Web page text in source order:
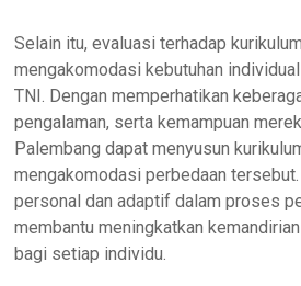
Selain itu, evaluasi terhadap
mengakomodasi kebutuhan
TNI. Dengan memperhatikan
pengalaman, serta kemampuan
Palembang dapat menyusun
mengakomodasi perbedaan
personal dan adaptif dalam proses
membantu meningkatkan
bagi setiap individu.